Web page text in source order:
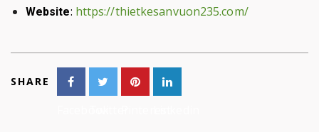
Website: https://thietkesanvuon235.com/
SHARE